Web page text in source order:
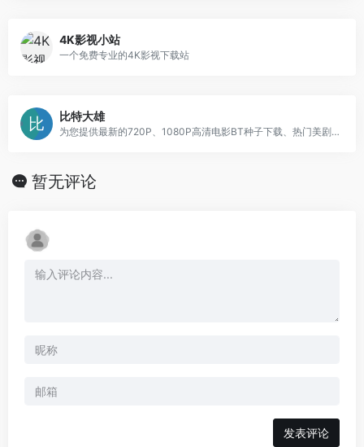
4K影视小站
一个免费专业的4K影视下载站
比特大雄
为您提供最新的720P、1080P高清电影BT种子下载、热门美剧BT种子下载,本站所有电影BT种子无需注册即可免费下载,支持手机访问,欢迎体验
暂无评论
发表评论